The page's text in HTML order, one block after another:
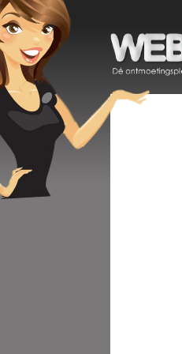
Ga
door
navigatie
Ga
naar
inhoud